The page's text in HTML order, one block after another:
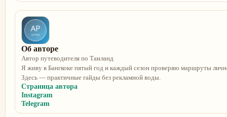
Об авторе
Автор путеводителя по Таиланд
Я живу в Бангкоке пятый год и каждый сезон проверяю маршруты
Здесь — практичные гайды без рекламной воды.
Страница автора
Instagram
Telegram